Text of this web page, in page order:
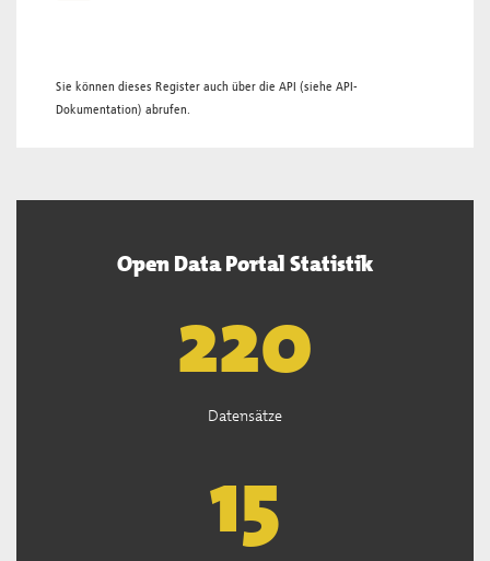
Sie können dieses Register auch über die API (siehe API-
Dokumentation) abrufen.
Open Data Portal Statistik
221
Datensätze
15